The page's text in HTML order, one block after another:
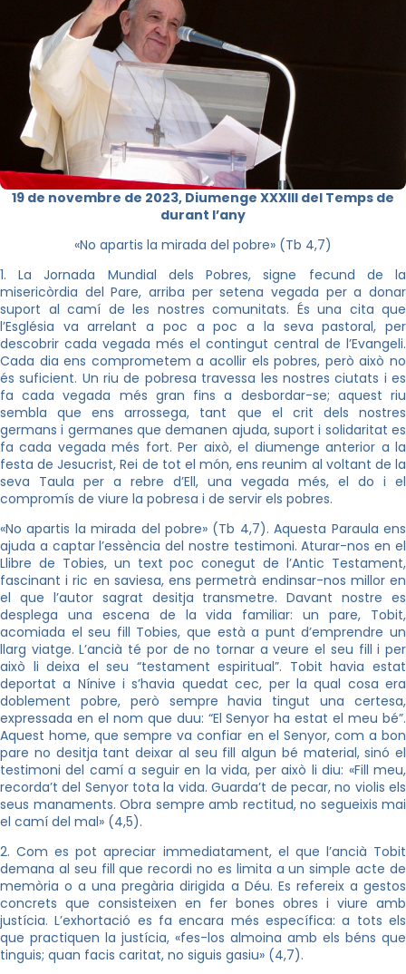
19 de novembre de 2023, Diumenge XXXIII del Temps de
durant l’any
«No apartis la mirada del pobre» (Tb 4,7)
1. La Jornada Mundial dels Pobres, signe fecund de la
misericòrdia del Pare, arriba per setena vegada per a donar
suport al camí de les nostres comunitats. És una cita que
l’Església va arrelant a poc a poc a la seva pastoral, per
descobrir cada vegada més el contingut central de l’Evangeli.
Cada dia ens comprometem a acollir els pobres, però això no
és suficient. Un riu de pobresa travessa les nostres ciutats i es
fa cada vegada més gran fins a desbordar-se; aquest riu
sembla que ens arrossega, tant que el crit dels nostres
germans i germanes que demanen ajuda, suport i solidaritat es
fa cada vegada més fort. Per això, el diumenge anterior a la
festa de Jesucrist, Rei de tot el món, ens reunim al voltant de la
seva Taula per a rebre d’Ell, una vegada més, el do i el
compromís de viure la pobresa i de servir els pobres.
«No apartis la mirada del pobre» (Tb 4,7). Aquesta Paraula ens
ajuda a captar l’essència del nostre testimoni. Aturar-nos en el
Llibre de Tobies, un text poc conegut de l’Antic Testament,
fascinant i ric en saviesa, ens permetrà endinsar-nos millor en
el que l’autor sagrat desitja transmetre. Davant nostre es
desplega una escena de la vida familiar: un pare, Tobit,
acomiada el seu fill Tobies, que està a punt d’emprendre un
llarg viatge. L’ancià té por de no tornar a veure el seu fill i per
això li deixa el seu “testament espiritual”. Tobit havia estat
deportat a Nínive i s’havia quedat cec, per la qual cosa era
doblement pobre, però sempre havia tingut una certesa,
expressada en el nom que duu: “El Senyor ha estat el meu bé”.
Aquest home, que sempre va confiar en el Senyor, com a bon
pare no desitja tant deixar al seu fill algun bé material, sinó el
testimoni del camí a seguir en la vida, per això li diu: «Fill meu,
recorda’t del Senyor tota la vida. Guarda’t de pecar, no violis els
seus manaments. Obra sempre amb rectitud, no segueixis mai
el camí del mal» (4,5).
2. Com es pot apreciar immediatament, el que l’ancià Tobit
demana al seu fill que recordi no es limita a un simple acte de
memòria o a una pregària dirigida a Déu. Es refereix a gestos
concrets que consisteixen en fer bones obres i viure amb
justícia. L’exhortació es fa encara més específica: a tots els
que practiquen la justícia, «fes-los almoina amb els béns que
tinguis; quan facis caritat, no siguis gasiu» (4,7).